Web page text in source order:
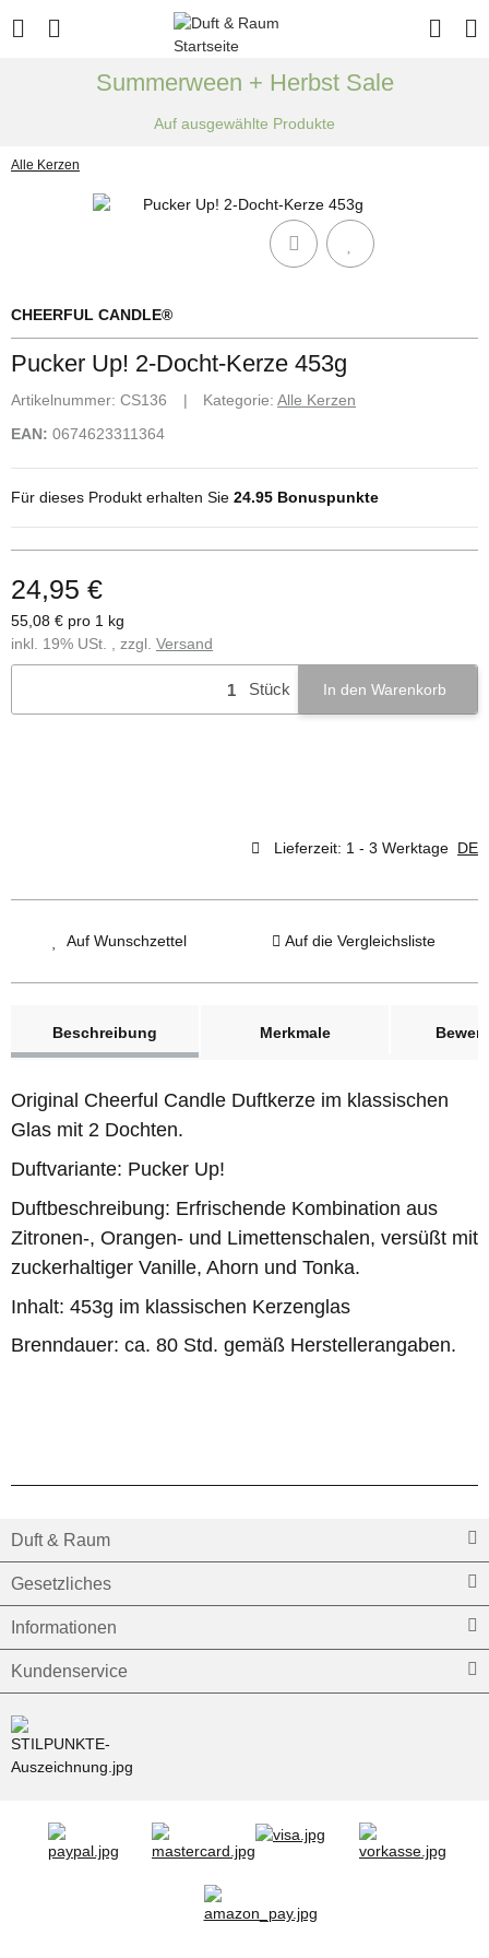
Summerween + Herbst Sale
Auf ausgewählte Produkte
Alle Kerzen
CHEERFUL CANDLE®
Pucker Up! 2-Docht-Kerze 453g
Artikelnummer: CS136 Kategorie: Alle Kerzen
EAN: 0674623311364
Für dieses Produkt erhalten Sie 24.95 Bonuspunkte
24,95 €
55,08 € pro 1 kg
inkl. 19% USt. , zzgl. Versand
Stück In den Warenkorb
Lieferzeit: 1 - 3 Werktage DE
Auf Wunschzettel Auf die Vergleichsliste
Beschreibung
Merkmale
Original Cheerful Candle Duftkerze im klassischen
Glas mit 2 Dochten.
Duftvariante: Pucker Up!
Duftbeschreibung: Erfrischende Kombination aus
Zitronen-, Orangen- und Limettenschalen, versüßt mit
zuckerhaltiger Vanille, Ahorn und Tonka.
Inhalt: 453g im klassischen Kerzenglas
Brenndauer: ca. 80 Std. gemäß Herstellerangaben.
Duft & Raum
Gesetzliches
Informationen
Kundenservice